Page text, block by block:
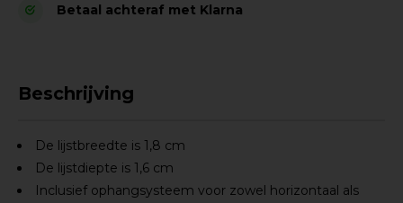
Betaal achteraf met Klarna
Beschrijving
De lijstbreedte is 1,8 cm
De lijstdiepte is 1,6 cm
Inclusief ophangsysteem voor zowel horizontaal als